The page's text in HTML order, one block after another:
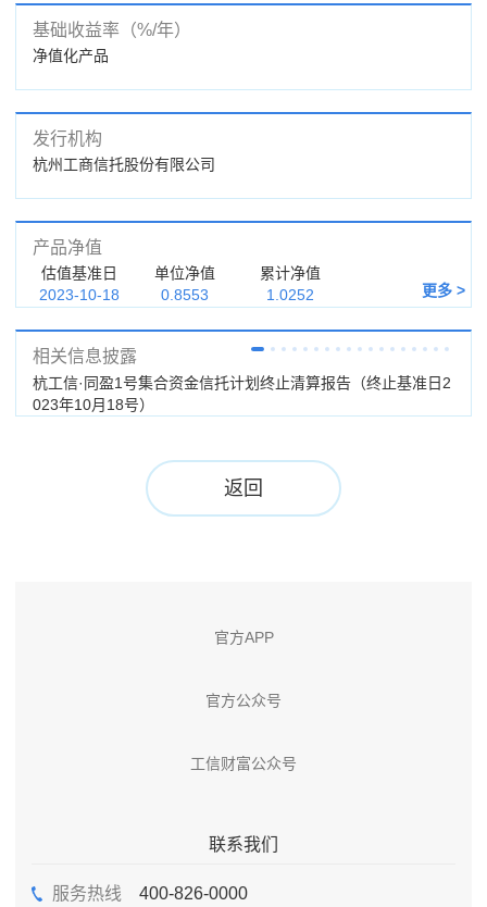
基础收益率（%/年）
净值化产品
发行机构
杭州工商信托股份有限公司
产品净值
估值基准日
2023-10-18
单位净值
0.8553
累计净值
1.0252
更多 >
相关信息披露
杭工信·同盈1号集合资金信托计划终止清算报告（终止基准日2
023年10月18号）
返回
官方APP
官方公众号
工信财富公众号
联系我们
服务热线 400-826-0000